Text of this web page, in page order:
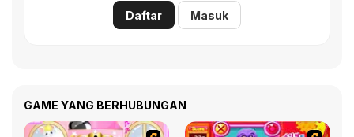
Daftar Masuk
GAME YANG BERHUBUNGAN